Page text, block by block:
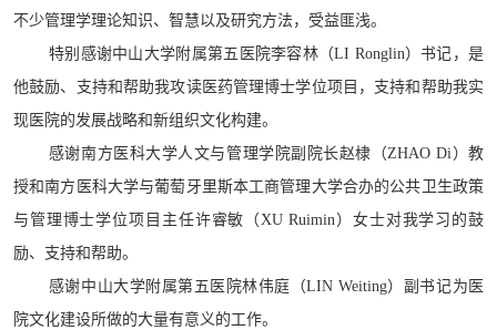
不少管理学理论知识、智慧以及研究方法，受益匪浅。
特别感谢中山大学附属第五医院李容林（LI Ronglin）书记，是
他鼓励、支持和帮助我攻读医药管理博士学位项目，支持和帮助我实
现医院的发展战略和新组织文化构建。
感谢南方医科大学人文与管理学院副院长赵棣（ZHAO Di）教
授和南方医科大学与葡萄牙里斯本工商管理大学合办的公共卫生政策
与管理博士学位项目主任许睿敏（XU Ruimin）女士对我学习的鼓
励、支持和帮助。
感谢中山大学附属第五医院林伟庭（LIN Weiting）副书记为医
院文化建设所做的大量有意义的工作。